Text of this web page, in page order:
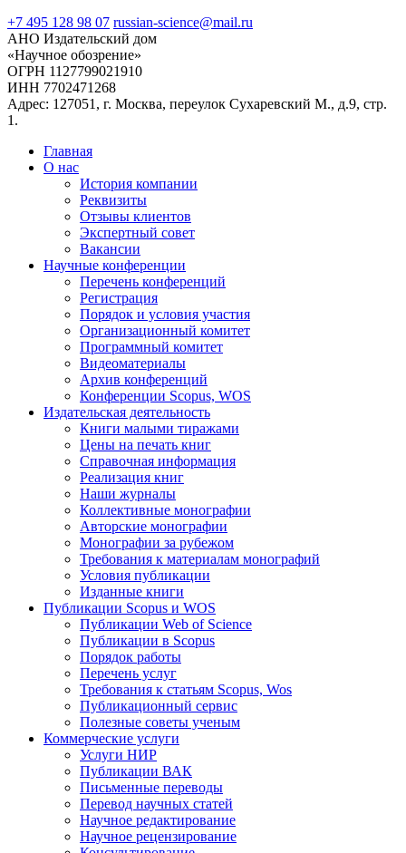
+7 495 128 98 07 russian-science@mail.ru
АНО Издательский дом
«Научное обозрение»
ОГРН 1127799021910
ИНН 7702471268
Адрес: 127051, г. Москва, переулок Сухаревский М., д.9, стр.
1.
Главная
О нас
История компании
Реквизиты
Отзывы клиентов
Экспертный совет
Вакансии
Научные конференции
Перечень конференций
Регистрация
Порядок и условия участия
Организационный комитет
Программный комитет
Видеоматериалы
Архив конференций
Конференции Scopus, WOS
Издательская деятельность
Книги малыми тиражами
Цены на печать книг
Справочная информация
Реализация книг
Наши журналы
Коллективные монографии
Авторские монографии
Монографии за рубежом
Требования к материалам монографий
Условия публикации
Изданные книги
Публикации Scopus и WOS
Публикации Web of Science
Публикации в Scopus
Порядок работы
Перечень услуг
Требования к статьям Scopus, Wos
Публикационный сервис
Полезные советы ученым
Коммерческие услуги
Услуги НИР
Публикации ВАК
Письменные переводы
Перевод научных статей
Научное редактирование
Научное рецензирование